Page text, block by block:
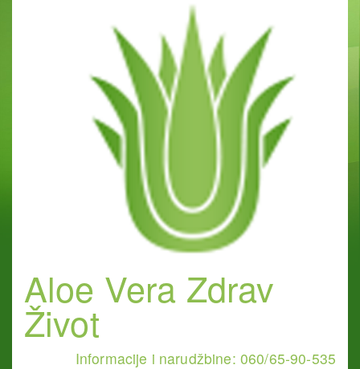
Aloe Vera Zdrav
Život
Informacije i narudžbine: 060/65-90-535